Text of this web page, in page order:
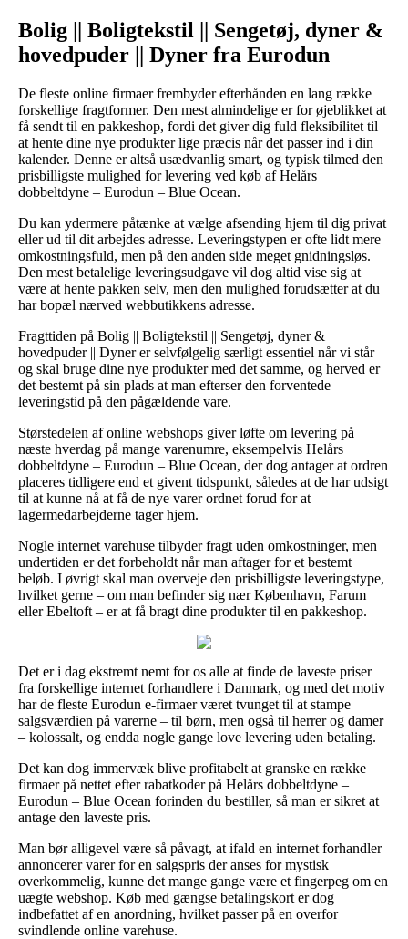
Bolig || Boligtekstil || Sengetøj, dyner &
hovedpuder || Dyner fra Eurodun
De fleste online firmaer frembyder efterhånden en lang række
forskellige fragtformer. Den mest almindelige er for øjeblikket at
få sendt til en pakkeshop, fordi det giver dig fuld fleksibilitet til
at hente dine nye produkter lige præcis når det passer ind i din
kalender. Denne er altså usædvanlig smart, og typisk tilmed den
prisbilligste mulighed for levering ved køb af Helårs
dobbeltdyne – Eurodun – Blue Ocean.
Du kan ydermere påtænke at vælge afsending hjem til dig privat
eller ud til dit arbejdes adresse. Leveringstypen er ofte lidt mere
omkostningsfuld, men på den anden side meget gnidningsløs.
Den mest betalelige leveringsudgave vil dog altid vise sig at
være at hente pakken selv, men den mulighed forudsætter at du
har bopæl nærved webbutikkens adresse.
Fragttiden på Bolig || Boligtekstil || Sengetøj, dyner &
hovedpuder || Dyner er selvfølgelig særligt essentiel når vi står
og skal bruge dine nye produkter med det samme, og herved er
det bestemt på sin plads at man efterser den forventede
leveringstid på den pågældende vare.
Størstedelen af online webshops giver løfte om levering på
næste hverdag på mange varenumre, eksempelvis Helårs
dobbeltdyne – Eurodun – Blue Ocean, der dog antager at ordren
placeres tidligere end et givent tidspunkt, således at de har udsigt
til at kunne nå at få de nye varer ordnet forud for at
lagermedarbejderne tager hjem.
Nogle internet varehuse tilbyder fragt uden omkostninger, men
undertiden er det forbeholdt når man aftager for et bestemt
beløb. I øvrigt skal man overveje den prisbilligste leveringstype,
hvilket gerne – om man befinder sig nær København, Farum
eller Ebeltoft – er at få bragt dine produkter til en pakkeshop.
Det er i dag ekstremt nemt for os alle at finde de laveste priser
fra forskellige internet forhandlere i Danmark, og med det motiv
har de fleste Eurodun e-firmaer været tvunget til at stampe
salgsværdien på varerne – til børn, men også til herrer og damer
– kolossalt, og endda nogle gange love levering uden betaling.
Det kan dog immervæk blive profitabelt at granske en række
firmaer på nettet efter rabatkoder på Helårs dobbeltdyne –
Eurodun – Blue Ocean forinden du bestiller, så man er sikret at
antage den laveste pris.
Man bør alligevel være så påvagt, at ifald en internet forhandler
annoncerer varer for en salgspris der anses for mystisk
overkommelig, kunne det mange gange være et fingerpeg om en
uægte webshop. Køb med gængse betalingskort er dog
indbefattet af en anordning, hvilket passer på en overfor
svindlende online varehuse.